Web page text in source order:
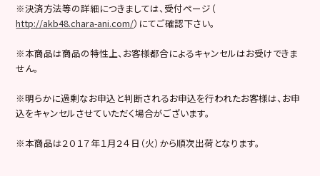
※決済方法等の詳細につきましては、受付ページ（
http://akb48.chara-ani.com/）にてご確認下さい。
※本商品は商品の特性上、お客様都合によるキャンセルはお受けできま
せん。
※明らかに過剰なお申込と判断されるお申込を行われたお客様は、お申
込をキャンセルさせていただく場合がございます。
※本商品は２０１７年１月２４日（火）から順次出荷となります。